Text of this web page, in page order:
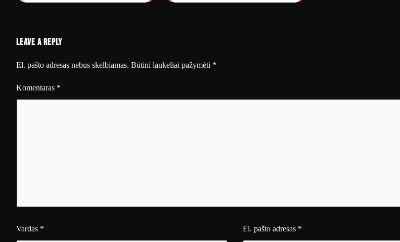
Leave a Reply
El. pašto adresas nebus skelbiamas. Būtini laukeliai pažymėti *
Komentaras *
Vardas * El. pašto adresas *